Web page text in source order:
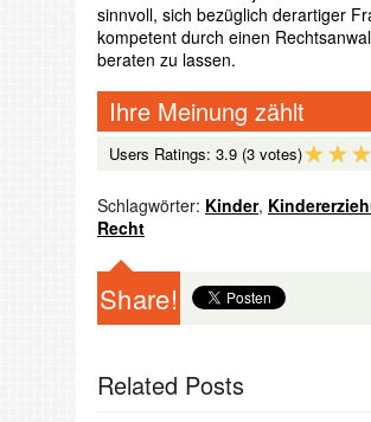
sinnvoll, sich bezüglich derartiger
kompetent durch einen
beraten zu lassen.
Ihre Meinung zählt
Users Ratings: 3.9 (3 votes)
Schlagwörter: Kinder,
Recht
Share!
Related Posts